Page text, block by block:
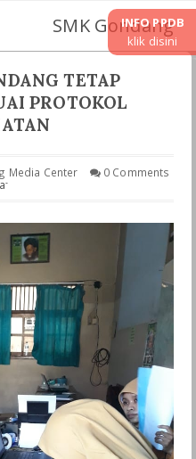
INFO PPDB
klik disini
SMK Gondang
TETAP
PROTOKOL
Media Center
0 Comments
a-